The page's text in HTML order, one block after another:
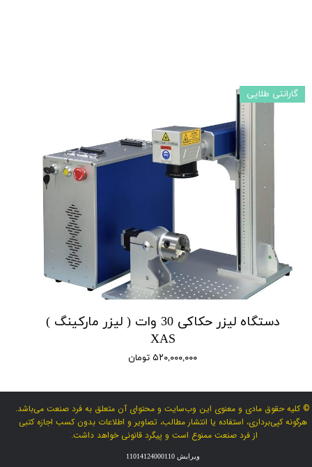
دستگاه لیزر حکاکی 30 وات ( لیزر مارکینگ )
XAS
۵۲۰,۰۰۰,۰۰۰ تومان
گارانتی طلایی
© کلیه حقوق مادی و معنوی این وب‌سایت و محتوای آن متعلق به فرد صنعت می‌باشد.
هرگونه کپی‌برداری، استفاده یا انتشار مطالب، تصاویر و اطلاعات بدون کسب اجازه کتبی
از فرد صنعت ممنوع است و پیگرد قانونی خواهد داشت.
ویرایش 11014124000110